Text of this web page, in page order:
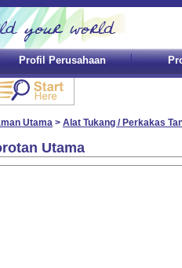
Profil Perusahaan
Utama > Alat Tukang / Perkakas
Utama